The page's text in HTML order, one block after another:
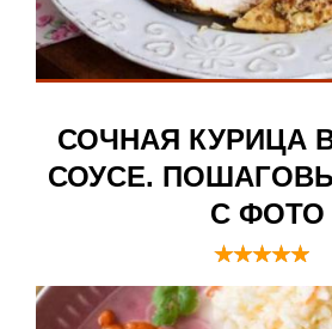
СОЧНАЯ КУРИЦА
СОУСЕ.
С ФОТО